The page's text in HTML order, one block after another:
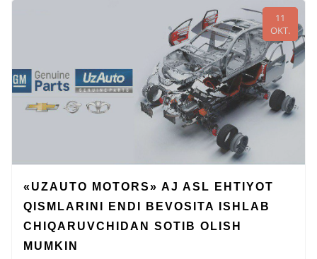
11
OKT.
«UZAUTO MOTORS» AJ ASL EHTIYOT
QISMLARINI ENDI BEVOSITA ISHLAB
CHIQARUVCHIDAN SOTIB OLISH
MUMKIN